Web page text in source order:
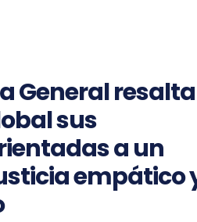
General resalta
sus
a un
empático